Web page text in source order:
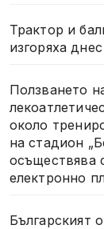
Трактор и
изгоряха
Ползването
около
на стадион
осъществява
електронно
Българският